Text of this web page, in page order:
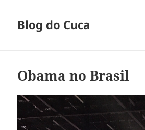
Blog do Cuca
Obama no Brasil